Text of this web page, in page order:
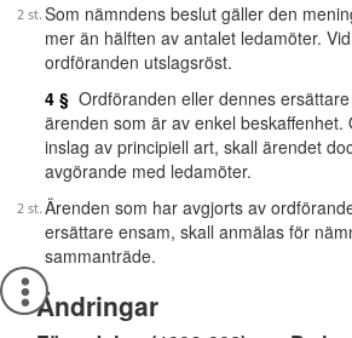
Som nämndens beslut gäller den
mer än hälften av antalet ledamöter.
ordföranden utslagsröst.
4 § Ordföranden eller dennes
ärenden som är av enkel beskaffenhet.
inslag av principiell art, skall ärendet
avgörande med ledamöter.
Ärenden som har avgjorts av
ersättare ensam, skall anmälas för
sammanträde.
Ändringar